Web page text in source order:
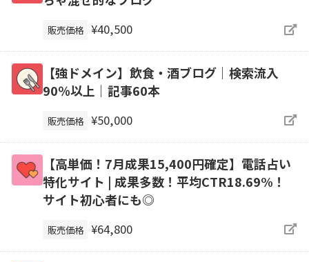
販売価格 ¥40,500
【強ドメイン】飲食・酒ブログ｜検索流入
90％以上｜記事60本
販売価格 ¥50,000
【高単価！7月成果15,400円確定】電話占い
特化サイト | 成果多数！平均CTR18.69%！
サイト初心者にも◎
販売価格 ¥64,800